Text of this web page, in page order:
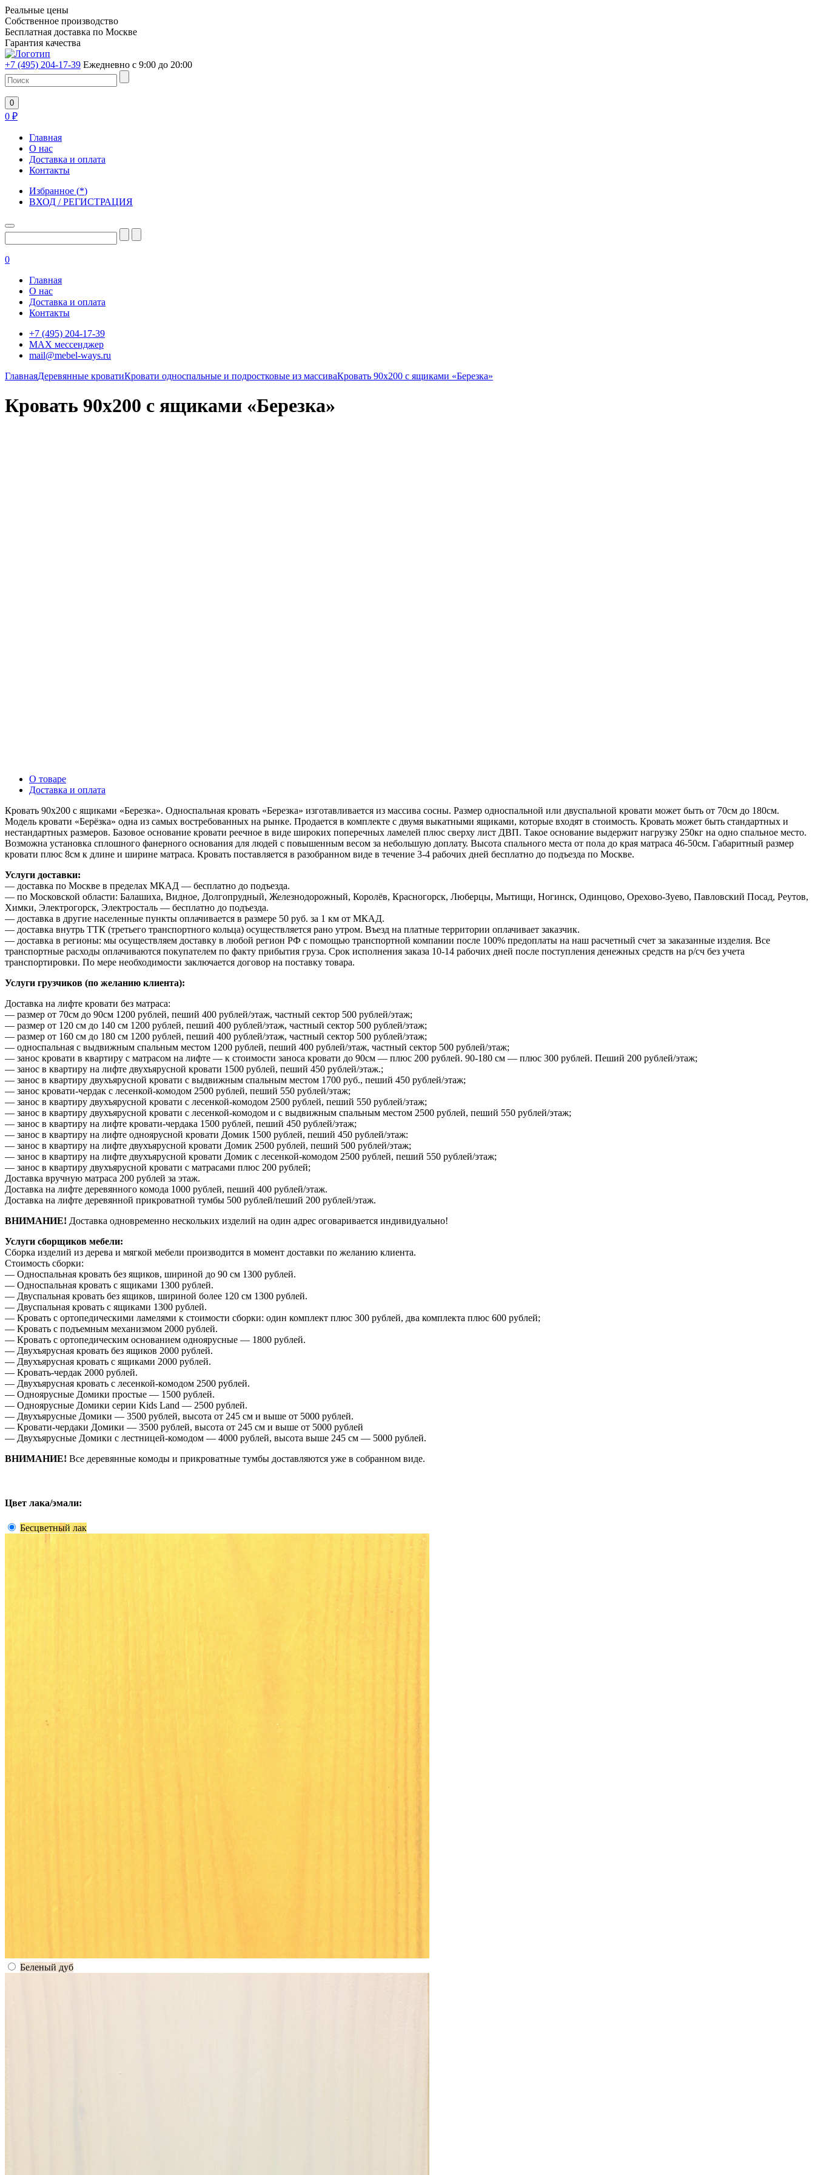
Реальные цены
Собственное производство
Бесплатная доставка по Москве
Гарантия качества
+7 (495) 204-17-39 Ежедневно с 9:00 до 20:00
0
0 ₽
Главная
О нас
Доставка и оплата
Контакты
Избранное (*)
ВХОД / РЕГИСТРАЦИЯ
0
Главная
О нас
Доставка и оплата
Контакты
+7 (495) 204-17-39
MAX мессенджер
mail@mebel-ways.ru
ГлавнаяДеревянные кроватиКровати односпальные и подростковые из массиваКровать 90х200 с ящиками «Березка»
Кровать 90х200 с ящиками «Березка»
О товаре
Доставка и оплата
Кровать 90х200 с ящиками «Березка». Односпальная кровать «Березка» изготавливается из массива сосны. Размер односпальной или двуспальной кровати может быть от 70см до 180см.
Модель кровати «Берёзка» одна из самых востребованных на рынке. Продается в комплекте с двумя выкатными ящиками, которые входят в стоимость. Кровать может быть стандартных и
нестандартных размеров. Базовое основание кровати реечное в виде широких поперечных ламелей плюс сверху лист ДВП. Такое основание выдержит нагрузку 250кг на одно спальное место.
Возможна установка сплошного фанерного основания для людей с повышенным весом за небольшую доплату. Высота спального места от пола до края матраса 46-50см. Габаритный размер
кровати плюс 8см к длине и ширине матраса. Кровать поставляется в разобранном виде в течение 3-4 рабочих дней бесплатно до подъезда по Москве.
Услуги доставки:
— доставка по Москве в пределах МКАД — бесплатно до подъезда.
— по Московской области: Балашиха, Видное, Долгопрудный, Железнодорожный, Королёв, Красногорск, Люберцы, Мытищи, Ногинск, Одинцово, Орехово-Зуево, Павловский Посад, Реутов,
Химки, Электрогорск, Электросталь — бесплатно до подъезда.
— доставка в другие населенные пункты оплачивается в размере 50 руб. за 1 км от МКАД.
— доставка внутрь ТТК (третьего транспортного кольца) осуществляется рано утром. Въезд на платные территории оплачивает заказчик.
— доставка в регионы: мы осуществляем доставку в любой регион РФ с помощью транспортной компании после 100% предоплаты на наш расчетный счет за заказанные изделия. Все
транспортные расходы оплачиваются покупателем по факту прибытия груза. Срок исполнения заказа 10-14 рабочих дней после поступления денежных средств на р/сч без учета
транспортировки. По мере необходимости заключается договор на поставку товара.
Услуги грузчиков (по желанию клиента):
Доставка на лифте кровати без матраса:
— размер от 70см до 90см 1200 рублей, пеший 400 рублей/этаж, частный сектор 500 рублей/этаж;
— размер от 120 см до 140 см 1200 рублей, пеший 400 рублей/этаж, частный сектор 500 рублей/этаж;
— размер от 160 см до 180 см 1200 рублей, пеший 400 рублей/этаж, частный сектор 500 рублей/этаж;
— односпальная с выдвижным спальным местом 1200 рублей, пеший 400 рублей/этаж, частный сектор 500 рублей/этаж;
— занос кровати в квартиру с матрасом на лифте — к стоимости заноса кровати до 90см — плюс 200 рублей. 90-180 см — плюс 300 рублей. Пеший 200 рублей/этаж;
— занос в квартиру на лифте двухъярусной кровати 1500 рублей, пеший 450 рублей/этаж.;
— занос в квартиру двухъярусной кровати с выдвижным спальным местом 1700 руб., пеший 450 рублей/этаж;
— занос кровати-чердак с лесенкой-комодом 2500 рублей, пеший 550 рублей/этаж;
— занос в квартиру двухъярусной кровати с лесенкой-комодом 2500 рублей, пеший 550 рублей/этаж;
— занос в квартиру двухъярусной кровати с лесенкой-комодом и с выдвижным спальным местом 2500 рублей, пеший 550 рублей/этаж;
— занос в квартиру на лифте кровати-чердака 1500 рублей, пеший 450 рублей/этаж;
— занос в квартиру на лифте одноярусной кровати Домик 1500 рублей, пеший 450 рублей/этаж:
— занос в квартиру на лифте двухъярусной кровати Домик 2500 рублей, пеший 500 рублей/этаж;
— занос в квартиру на лифте двухъярусной кровати Домик с лесенкой-комодом 2500 рублей, пеший 550 рублей/этаж;
— занос в квартиру двухъярусной кровати с матрасами плюс 200 рублей;
Доставка вручную матраса 200 рублей за этаж.
Доставка на лифте деревянного комода 1000 рублей, пеший 400 рублей/этаж.
Доставка на лифте деревянной прикроватной тумбы 500 рублей/пеший 200 рублей/этаж.
ВНИМАНИЕ! Доставка одновременно нескольких изделий на один адрес оговаривается индивидуально!
Услуги сборщиков мебели:
Сборка изделий из дерева и мягкой мебели производится в момент доставки по желанию клиента.
Стоимость сборки:
— Односпальная кровать без ящиков, шириной до 90 см 1300 рублей.
— Односпальная кровать с ящиками 1300 рублей.
— Двуспальная кровать без ящиков, шириной более 120 см 1300 рублей.
— Двуспальная кровать с ящиками 1300 рублей.
— Кровать с ортопедическими ламелями к стоимости сборки: один комплект плюс 300 рублей, два комплекта плюс 600 рублей;
— Кровать с подъемным механизмом 2000 рублей.
— Кровать с ортопедическим основанием одноярусные — 1800 рублей.
— Двухъярусная кровать без ящиков 2000 рублей.
— Двухъярусная кровать с ящиками 2000 рублей.
— Кровать-чердак 2000 рублей.
— Двухъярусная кровать с лесенкой-комодом 2500 рублей.
— Одноярусные Домики простые — 1500 рублей.
— Одноярусные Домики серии Kids Land — 2500 рублей.
— Двухъярусные Домики — 3500 рублей, высота от 245 см и выше от 5000 рублей.
— Кровати-чердаки Домики — 3500 рублей, высота от 245 см и выше от 5000 рублей
— Двухъярусные Домики с лестницей-комодом — 4000 рублей, высота выше 245 см — 5000 рублей.
ВНИМАНИЕ! Все деревянные комоды и прикроватные тумбы доставляются уже в собранном виде.
Цвет лака/эмали:
Бесцветный лак
Беленый дуб